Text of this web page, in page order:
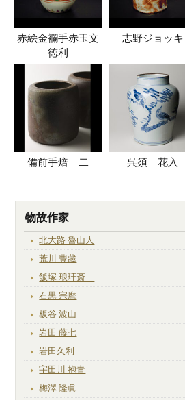
赤絵金襴手赤玉文
徳利
志野ジョッキ
備前手焙 二 呉須 花入
物故作家
北大路 魯山人
荒川 豊藏
飯塚 琅玕斎
石黒 宗麿
板谷 波山
岩田 藤七
岩田久利
宇田川 抱青
梅澤 隆眞